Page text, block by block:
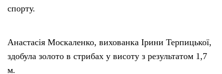
спорту.
Анастасія Москаленко, вихованка Ірини Терпицької,
здобула золото в стрибах у висоту з результатом 1,7
м.